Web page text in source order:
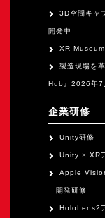
3D空間キャ
開発中
XR
製造現場を
Hub』2026年7
企業研修
Unity研修
Unity × XR
Apple
開発研修
HoloLens2